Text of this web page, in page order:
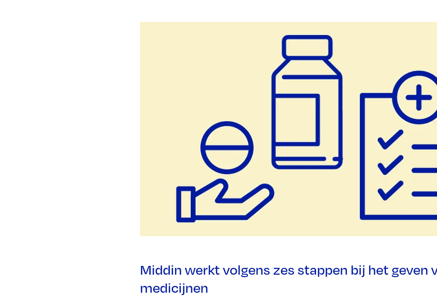
Middin werkt volgens zes stappen bij het geven
medicijnen